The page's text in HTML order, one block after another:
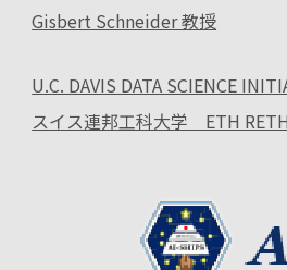
Gisbert Schneider 教授
U.C. DAVIS DATA SCIENCE
スイス連邦工科大学 ETH